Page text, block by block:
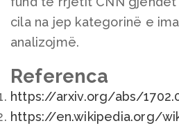
cila na jep kategorinë e
analizojmë.
Referenca
https://arxiv.org/abs/
https://en.wikipedia.org/